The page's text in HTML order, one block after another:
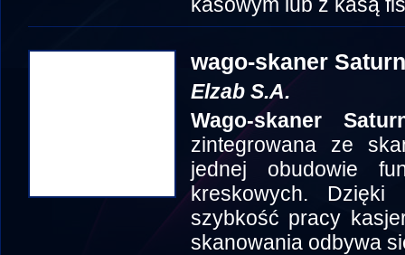
wago-skaner
Elzab S.A.
Wago-skaner
zintegrowana ze
jednej obudowie
kreskowych.
szybkość pracy
skanowania odbywa